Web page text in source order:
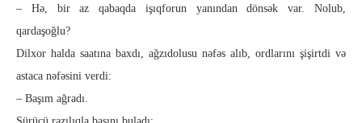
– Hə, bir az qabaqda işıqforun yanından dönsək var. Nolub,
qardaşoğlu?
Dilxor halda saatına baxdı, ağzıdolusu nəfəs alıb, ordlarını şişirtdi və
astaca nəfəsini verdi:
– Başım ağradı.